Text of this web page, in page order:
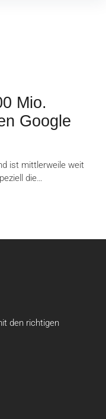
Mio.
Google
ist mittlerweile weit
die…
den richtigen